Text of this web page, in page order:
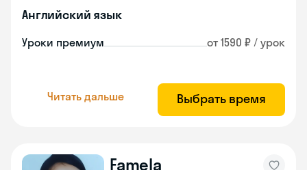
Английский язык
Уроки премиум от 1590 ₽ / урок
Читать дальше Выбрать время
Famela